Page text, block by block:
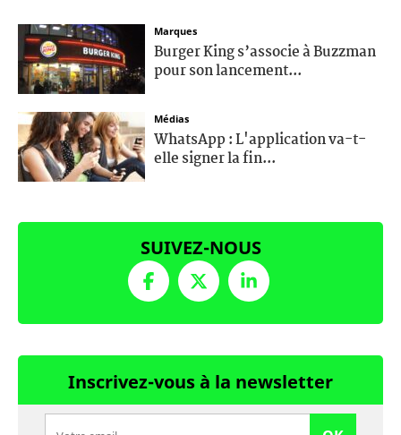
Marques
Burger King s’associe à Buzzman
pour son lancement...
Médias
WhatsApp : L'application va-t-
elle signer la fin...
SUIVEZ-NOUS
Inscrivez-vous à la newsletter